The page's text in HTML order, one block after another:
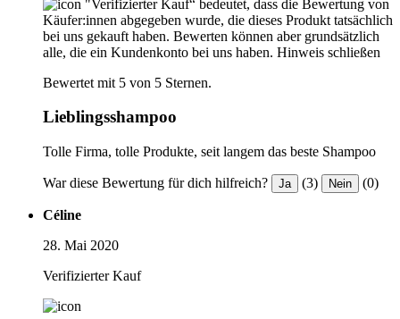
"Verifizierter Kauf“ bedeutet, dass die Bewertung von
Käufer:innen abgegeben wurde, die dieses Produkt tatsächlich
bei uns gekauft haben. Bewerten können aber grundsätzlich
alle, die ein Kundenkonto bei uns haben. Hinweis schließen
Bewertet mit 5 von 5 Sternen.
Lieblingsshampoo
Tolle Firma, tolle Produkte, seit langem das beste Shampoo
War diese Bewertung für dich hilfreich? Ja (3) Nein (0)
Céline
28. Mai 2020
Verifizierter Kauf